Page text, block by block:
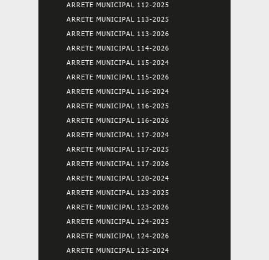
ARRETE MUNICIPAL 112-2025
ARRETE MUNICIPAL 113-2025
ARRETE MUNICIPAL 113-2026
ARRETE MUNICIPAL 114-2026
ARRETE MUNICIPAL 115-2024
ARRETE MUNICIPAL 115-2026
ARRETE MUNICIPAL 116-2024
ARRETE MUNICIPAL 116-2025
ARRETE MUNICIPAL 116-2026
ARRETE MUNICIPAL 117-2024
ARRETE MUNICIPAL 117-2025
ARRETE MUNICIPAL 117-2026
ARRETE MUNICIPAL 120-2024
ARRETE MUNICIPAL 123-2025
ARRETE MUNICIPAL 123-2026
ARRETE MUNICIPAL 124-2025
ARRETE MUNICIPAL 124-2026
ARRETE MUNICIPAL 125-2024